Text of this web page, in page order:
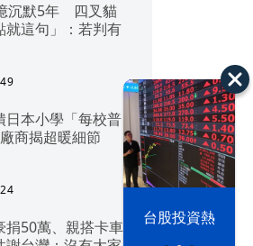
漢光42演習 台股投資熱
沉默5年 四叉貓
就這句」：若判有
日本小學「每校普
商揭超暖細節
捐50萬、親搭卡車